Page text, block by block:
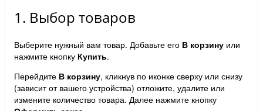
1. Выбор товаров
Выберите нужный вам товар. Добавьте его В корзину или
нажмите кнопку Купить.
Перейдите В корзину, кликнув по иконке сверху или снизу
(зависит от вашего устройства) отложите, удалите или
измените количество товара. Далее нажмите кнопку